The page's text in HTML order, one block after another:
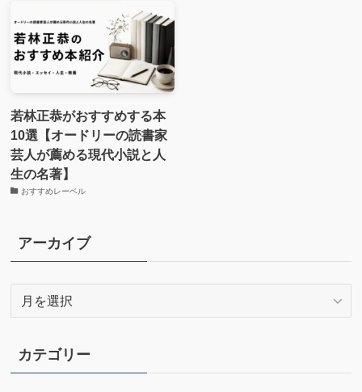
若林正恭がおすすめする本
10選【オードリーの読書家
芸人が薦める現代小説と人
生の名著】
おすすめレーベル
アーカイブ
イ
ブ
カテゴリー